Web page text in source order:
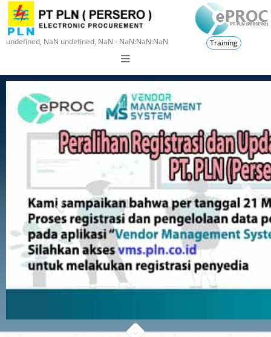
undefined, NaN undefined, NaN - NaN:NaN:NaN Training